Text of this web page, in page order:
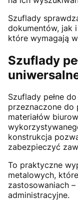
Szuflady
dokumentów, jak
które wymagają
Szuflady
Szuflady pełne
przeznaczone do
materiałów
konstrukcja
zabezpieczyć
To praktyczne
metalowych,
zastosowaniach
administracyjne.